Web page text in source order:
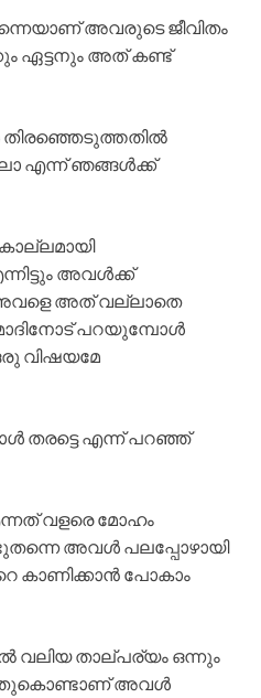
അവരുടെ ജീവിതം
ഏട്ടനും അത് കണ്ട്
എന്ന് ഞങ്ങൾക്ക്
അവൾക്ക്
അത് വല്ലാതെ
പറയുമ്പോൾ
വിഷയമേ
തരട്ടെ എന്ന് പറഞ്ഞ്
വളരെ മോഹം
അവൾ പലപ്പോഴായി
കാണിക്കാൻ പോകാം
താല്പര്യം ഒന്നും
അവൾ